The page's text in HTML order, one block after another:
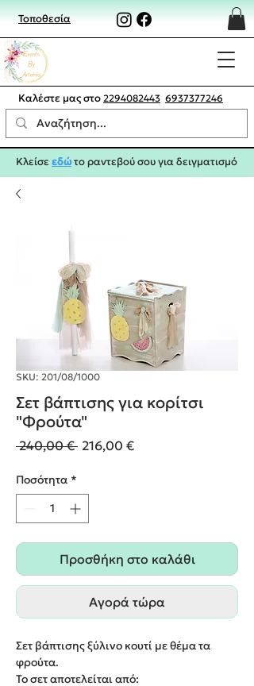
Τοποθεσία
Καλέστε μας στο 2294082443 6937377246
Κλείσεεδώτο ραντεβού σου για δειγματισμό
SKU: 201/08/1000
Σετ βάπτισης για κορίτσι
"Φρούτα"
240,00 € Κανονική
216,00 €Τιμή
Ποσότητα *
Προσθήκη στο καλάθι
Αγορά τώρα
Σετ βάπτισης ξύλινο κουτί με θέμα τα
φρούτα.
Το σετ αποτελείται από: